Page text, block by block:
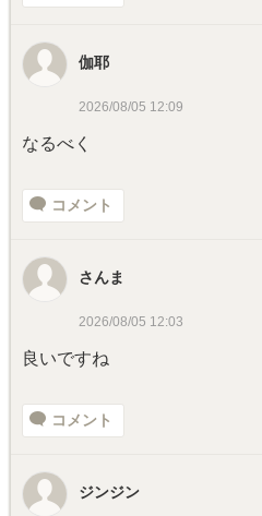
伽耶
2026/08/05 12:09
なるべく
コメント
さんま
2026/08/05 12:03
良いですね
コメント
ジンジン